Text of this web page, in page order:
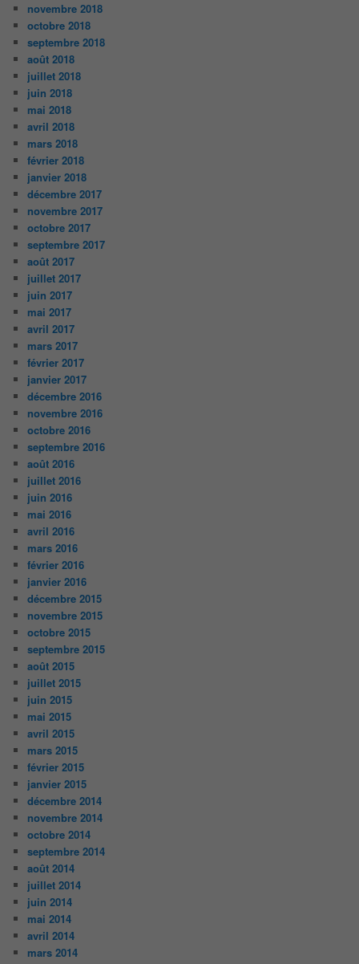
novembre 2018
octobre 2018
septembre 2018
août 2018
juillet 2018
juin 2018
mai 2018
avril 2018
mars 2018
février 2018
janvier 2018
décembre 2017
novembre 2017
octobre 2017
septembre 2017
août 2017
juillet 2017
juin 2017
mai 2017
avril 2017
mars 2017
février 2017
janvier 2017
décembre 2016
novembre 2016
octobre 2016
septembre 2016
août 2016
juillet 2016
juin 2016
mai 2016
avril 2016
mars 2016
février 2016
janvier 2016
décembre 2015
novembre 2015
octobre 2015
septembre 2015
août 2015
juillet 2015
juin 2015
mai 2015
avril 2015
mars 2015
février 2015
janvier 2015
décembre 2014
novembre 2014
octobre 2014
septembre 2014
août 2014
juillet 2014
juin 2014
mai 2014
avril 2014
mars 2014